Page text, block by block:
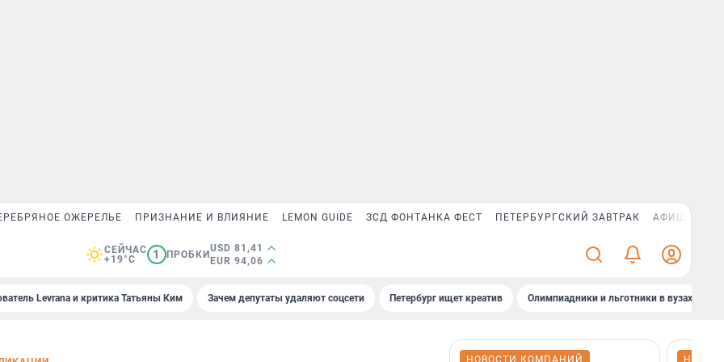
ОЖЕРЕЛЬЕ ПРИЗНАНИЕ И ВЛИЯНИЕ LEMON GUIDE ЗСД ФОНТАНКА ФЕСТ ПЕТЕРБУРГСКИЙ ЗАВТРАК АФИША PLUS
СЕЙЧАС
+19°C
1 ПРОБКИ
USD 81,41
EUR 94,06
Levrana и критика Татьяны Ким Зачем депутаты удаляют соцсети Петербург ищет креатив Олимпиадники и льготники в вузах СПб
НОВОСТИ КОМПАНИЙ